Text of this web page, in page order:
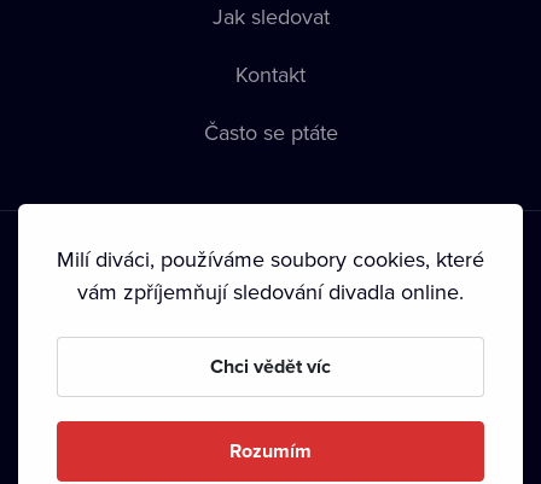
Jak sledovat
Kontakt
Často se ptáte
Podmínky používání • Ochrana soukromí • Zásady používání
• Autorská práva•
Milí diváci, používáme soubory cookies, které
vám zpříjemňují sledování divadla online.
Chci vědět víc
Rozumím